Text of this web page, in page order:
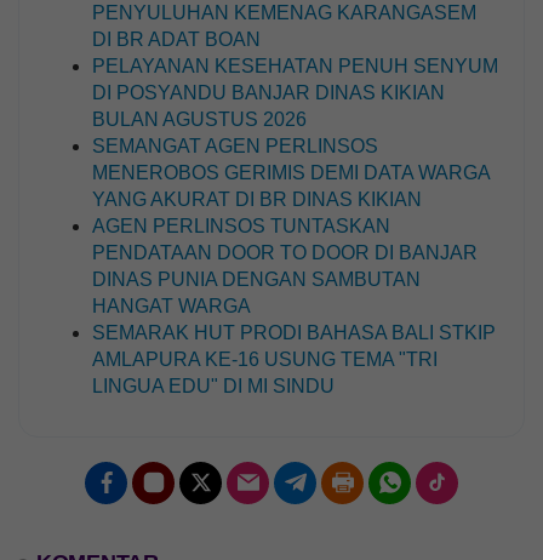
PENYULUHAN KEMENAG KARANGASEM
DI BR ADAT BOAN
PELAYANAN KESEHATAN PENUH SENYUM
DI POSYANDU BANJAR DINAS KIKIAN
BULAN AGUSTUS 2026
SEMANGAT AGEN PERLINSOS
MENEROBOS GERIMIS DEMI DATA WARGA
YANG AKURAT DI BR DINAS KIKIAN
AGEN PERLINSOS TUNTASKAN
PENDATAAN DOOR TO DOOR DI BANJAR
DINAS PUNIA DENGAN SAMBUTAN
HANGAT WARGA
SEMARAK HUT PRODI BAHASA BALI STKIP
AMLAPURA KE-16 USUNG TEMA "TRI
LINGUA EDU" DI MI SINDU